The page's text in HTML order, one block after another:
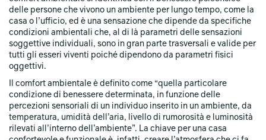
delle persone che vivono un ambiente per lungo tempo, come la
casa o l’ufficio, ed è una sensazione che dipende da specifiche
condizioni ambientali che, al di là parametri delle sensazioni
soggettive individuali, sono in gran parte trasversali e valide per
tutti gli esseri viventi poiché dipendono da parametri fisici
oggettivi.
Il comfort ambientale è definito come “quella particolare
condizione di benessere determinata, in funzione delle
percezioni sensoriali di un individuo inserito in un ambiente, da
temperatura, umidità dell’aria, livello di rumorosità e luminosità
rilevati all’interno dell’ambiente”. La chiave per una casa